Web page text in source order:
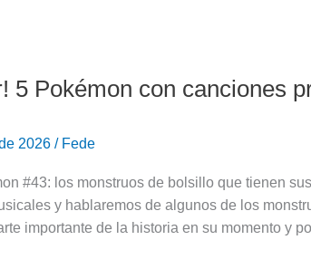
5 Pokémon con canciones
2026 / Fede
#43: los monstruos de bolsillo que tienen
y hablaremos de algunos de los
importante de la historia en su momento y